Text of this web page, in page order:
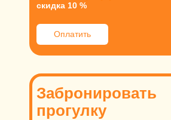
скидка 10 %
Оплатить
Забронировать
прогулку